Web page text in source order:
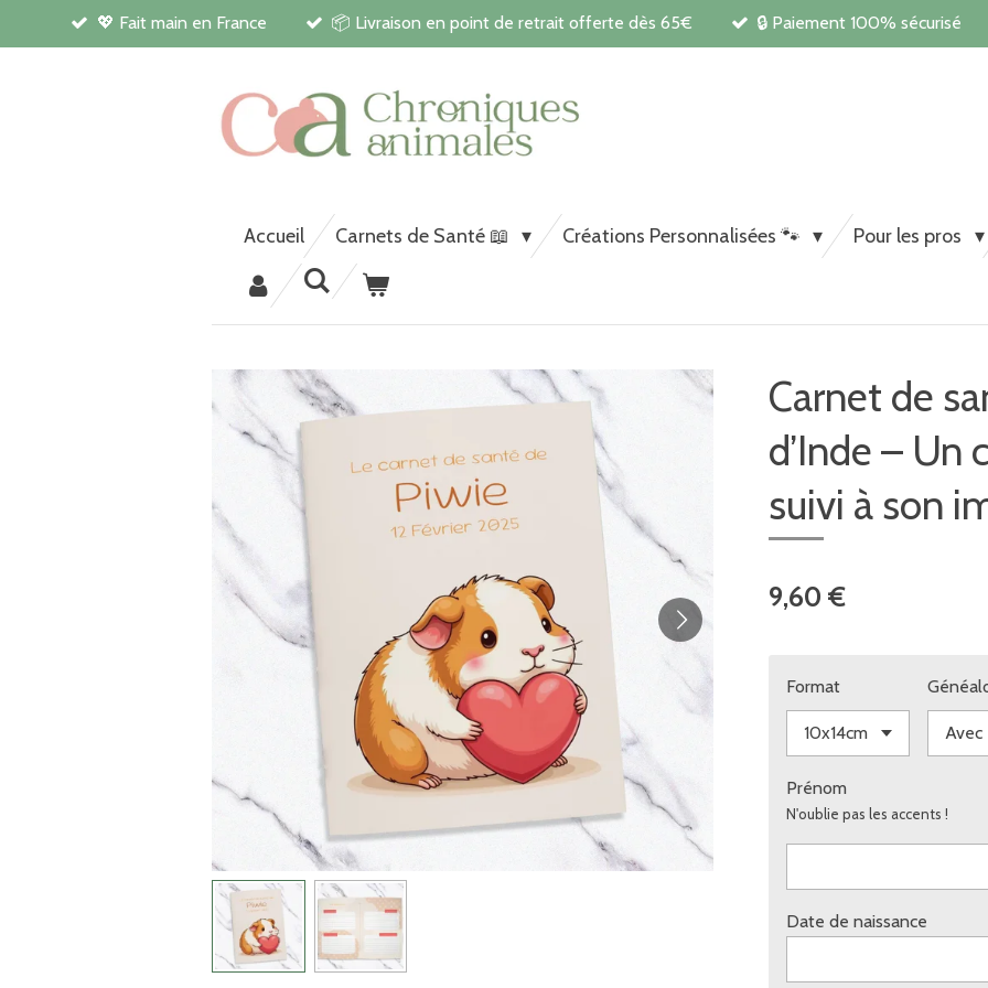
au
💖 Fait main en France 📦 Livraison en point de retrait offerte dès 65€ 🔒 Paiement 100% sécurisé
Accueil Carnets de Santé 📖 Créations Personnalisées 🐾 Pour les pros
Carnet de
d’Inde – Un
suivi à son
9,60 €
Format
Prénom
N'oublie pas les accents !
Date de naissance